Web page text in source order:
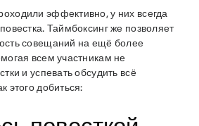
эффективно, у них всегда
Таймбоксинг же позволяет
совещаний на ещё более
всем участникам не
и успевать обсудить всё
этого добиться: